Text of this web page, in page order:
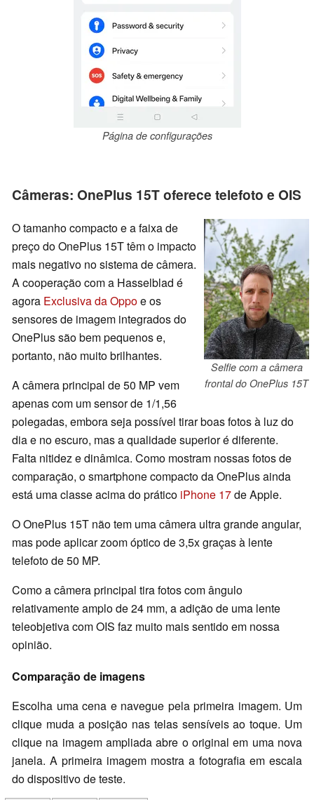
Página de configurações
Câmeras: OnePlus 15T oferece telefoto e OIS
Selfie com a câmera
frontal do OnePlus 15T
O tamanho compacto e a faixa de
preço do OnePlus 15T têm o impacto
mais negativo no sistema de câmera.
A cooperação com a Hasselblad é
agora Exclusiva da Oppoe os
sensores de imagem integrados do
OnePlus são bem pequenos e,
portanto, não muito brilhantes.
A câmera principal de 50 MP vem
apenas com um sensor de 1/1,56
polegadas, embora seja possível tirar boas fotos à luz do
dia e no escuro, mas a qualidade superior é diferente.
Falta nitidez e dinâmica. Como mostram nossas fotos de
comparação, o smartphone compacto da OnePlus ainda
está uma classe acima do prático iPhone 17de Apple.
O OnePlus 15T não tem uma câmera ultra grande angular,
mas pode aplicar zoom óptico de 3,5x graças à lente
telefoto de 50 MP.
Como a câmera principal tira fotos com ângulo
relativamente amplo de 24 mm, a adição de uma lente
teleobjetiva com OIS faz muito mais sentido em nossa
opinião.
Comparação de imagens
Escolha uma cena e navegue pela primeira imagem. Um
clique muda a posição nas telas sensíveis ao toque. Um
clique na imagem ampliada abre o original em uma nova
janela. A primeira imagem mostra a fotografia em escala
do dispositivo de teste.